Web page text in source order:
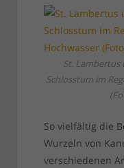
St. Lambertus
Schlosstum im
So vielfältig die
Wurzeln von
verschiedenen